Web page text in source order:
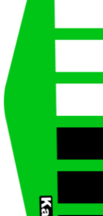
Housse de
YZ 85 ( 2022 -